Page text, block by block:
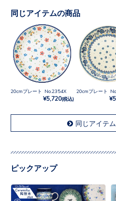
同じアイテムの商品
20cmプレート No.2354X
¥5,720(税込)
20cmプレート
同じアイテ
ピックアップ